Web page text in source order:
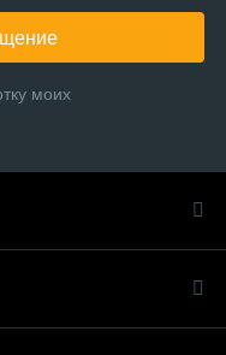
моих